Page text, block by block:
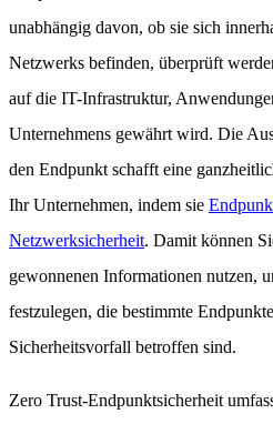
unabhängig davon, ob sie sich
Netzwerks befinden, überprüft
auf die IT-Infrastruktur,
Unternehmens gewährt wird. Die
den Endpunkt schafft eine
Ihr Unternehmen, indem sie
Netzwerksicherheit. Damit können
gewonnenen Informationen nutzen,
festzulegen, die bestimmte
Sicherheitsvorfall betroffen sind.
Zero Trust-Endpunktsicherheit